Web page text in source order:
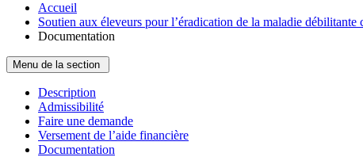
Accueil
Soutien aux éleveurs pour l’éradication de la maladie débilitante
Documentation
Menu de la section
Description
Admissibilité
Faire une demande
Versement de l’aide financière
Documentation